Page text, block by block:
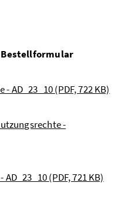
- AD_23_10(PDF, 722 KB)
-
AD_23_10(PDF, 721 KB)